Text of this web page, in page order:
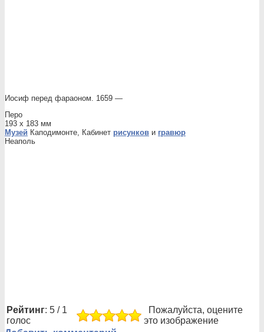
Иосиф перед фараоном. 1659 —
Перо
193 x 183 мм
Музей Каподимонте, Кабинет рисунков и гравюр
Неаполь
Рейтинг: 5 / 1
голос
Пожалуйста, оцените
это изображение